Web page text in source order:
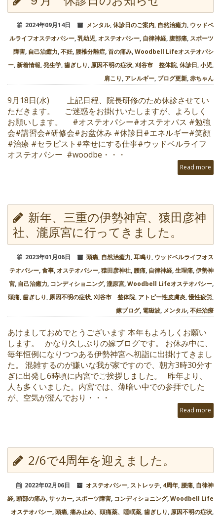
2024年09月14日 メンタル,休診日のご案内, 自然治癒力, ウッドベ
ルライフオステオパシー,乳幼児,オステオパシー, 自律神経,腹部痛, スポーツ
障害, 自己治癒力,不妊,腰椎分離症,首の痛み,Woodbell Lifeオステオパシ
ー,新着情報,発生学,歯ぎしり, 原因不明の症状,刈谷市 整体院,休診日,小児,
肩こり, アレルギー, ブログ更新,赤ちゃん
9月18日(水) 上記日程、院長研修のため休診させてい
ただきます。 ご迷惑をお掛けいたしますが、よろしく
お願いします。 #オステオパシー#オステオパス #勉強
会#講習会#研修会#お盆休み #休診日#エネルギー#笑顔
#治療 #セラピスト#幸せにする仕事#ウッドベルライフ
オステオパシー #woodbe・・・
Read more
新年、三重の伊勢神宮、猿田彦神
社、瀧原宮に行ってきました。
2023年01月06日 頭痛, 自然治癒力,耳鳴り, ウッドベルライフオス
テオパシー,食事,オステオパシー,猿田彦神社,腰痛, 自律神経,生理痛,伊勢神
宮, 自己治癒力, コンディショニング,瀧原宮,Woodbell Lifeオステオパシー,
頭痛,歯ぎしり, 原因不明の症状,刈谷市 整体院, アトピー性皮膚炎,慢性疲労,
嫁ブログ, 電磁波, メンタル,不妊治療
あけましておめでとうございます 本年もよろしくお願い
します。 かなり久しぶりの嫁ブログです。 お休み中に、
毎年恒例になりつつある伊勢神宮へ初詣に出掛けてきまし
た。 混雑するのが嫌いな我が家ですので、朝方3時30分す
ぎに出発し6時頃に内宮でご挨拶しました。 昨年より、
人も多くいました。内宮では、薄暗い中での参拝でした
が、空気が澄んでおり・・・
Read more
2/6で4周年を迎えました。
2022年02月06日 オステオパシー, ストレッチ, 4周年,腰痛, 自律神
経,頭部の痛み,サッカー, スポーツ障害, コンディショニング,Woodbell Life
オステオパシー,頭痛,痛み止め、頭痛薬、睡眠薬,歯ぎしり, 原因不明の症状,